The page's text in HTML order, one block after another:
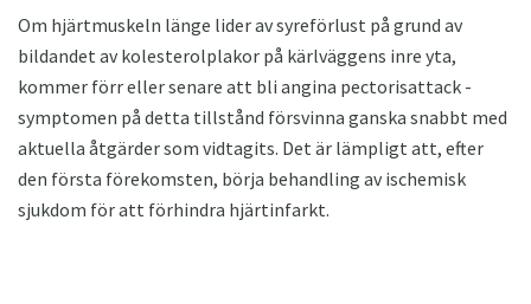
Om hjärtmuskeln länge lider av syreförlust på grund av
bildandet av kolesterolplakor på kärlväggens inre yta,
kommer förr eller senare att bli angina pectorisattack -
symptomen på detta tillstånd försvinna ganska snabbt med
aktuella åtgärder som vidtagits. Det är lämpligt att, efter
den första förekomsten, börja behandling av ischemisk
sjukdom för att förhindra hjärtinfarkt.